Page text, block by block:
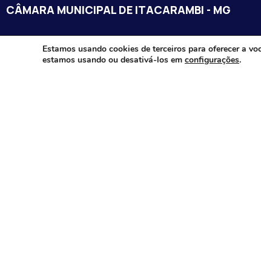
CÂMARA MUNICIPAL DE ITACARAMBI - MG
Endereço: Av. Juca Nascimento, n.º 240, Nossa Senhora de
Itacarambi/MG – CEP: 39470-000
Estamos usando cookies de terceiros para oferecer a
estamos usando ou desativá-los em configurações.